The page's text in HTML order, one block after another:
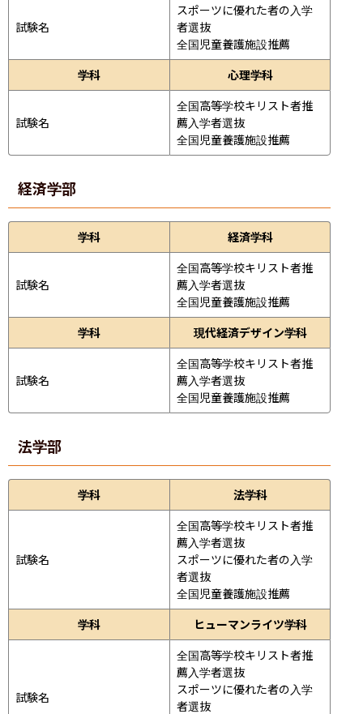
試験名
スポーツに優れた者の入学
者選抜
全国児童養護施設推薦
学科
心理学科
試験名
全国高等学校キリスト者推
薦入学者選抜
全国児童養護施設推薦
経済学部
学科 経済学科
試験名
全国高等学校キリスト者推
薦入学者選抜
全国児童養護施設推薦
学科
現代経済デザイン学科
試験名
全国高等学校キリスト者推
薦入学者選抜
全国児童養護施設推薦
法学部
学科 法学科
試験名
全国高等学校キリスト者推
薦入学者選抜
スポーツに優れた者の入学
者選抜
全国児童養護施設推薦
学科
ヒューマンライツ学科
試験名
全国高等学校キリスト者推
薦入学者選抜
スポーツに優れた者の入学
者選抜